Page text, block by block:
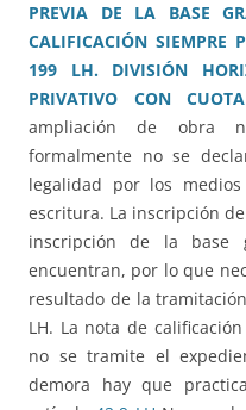
PREVIA DE LA BASE
CALIFICACIÓN SIEMPRE
199 LH. DIVISIÓN
PRIVATIVO CON
ampliación de obra
formalmente no se
legalidad por los
escritura. La inscripción
inscripción de la base
encuentran, por lo que
resultado de la
LH. La nota de
no se tramite el
demora hay que